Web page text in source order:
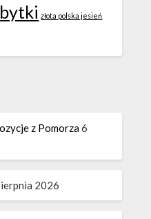
złota polska jesień
z Pomorza6
2026